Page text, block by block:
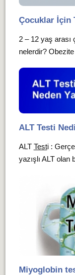
Çocuklar İçin
2 – 12 yaş arası
nelerdir? Obezite
ALT Testi
ALT Testi :
yazışlı ALT
Miyoglobin